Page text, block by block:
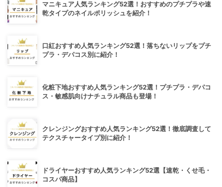
マニキュア人気ランキング52選！おすすめのプチプラや速
乾タイプのネイルポリッシュを紹介！
口紅おすすめ人気ランキング52選！落ちないリップをプチ
プラ・デパコス別に紹介！
化粧下地おすすめ人気ランキング52選！プチプラ・デパコ
ス・敏感肌向けナチュラル商品も登場！
クレンジングおすすめ人気ランキング52選！徹底調査して
テクスチャータイプ別に紹介！
ドライヤーおすすめ人気ランキング52選【速乾・くせ毛・
コスパ商品】